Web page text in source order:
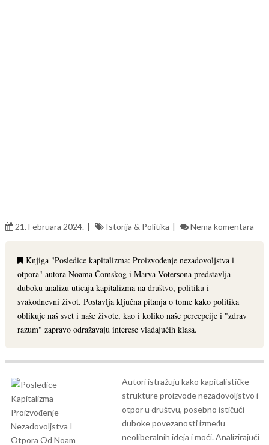
21. Februara 2024. Istorija & Politika Nema komentara
Knjiga "Posledice kapitalizma: Proizvođenje nezadovoljstva i
otpora" autora Noama Čomskog i Marva Votersona predstavlja
duboku analizu uticaja kapitalizma na društvo, politiku i
svakodnevni život. Postavlja ključna pitanja o tome kako politika
oblikuje naš svet i naše živote, kao i koliko naše percepcije i "zdrav
razum" zapravo odražavaju interese vladajućih klasa.
Autori istražuju kako kapitalističke
strukture proizvode nezadovoljstvo i
otpor u društvu, posebno ističući
duboke povezanosti između
neoliberalnih ideja i moći. Analizirajući